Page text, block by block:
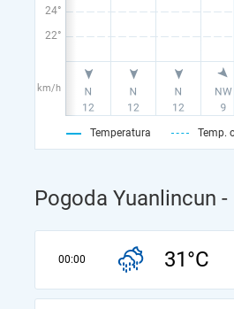
24°
22°
km/h
Temperatura Temp.
Pogoda Yuanlincun
00:00 31°C